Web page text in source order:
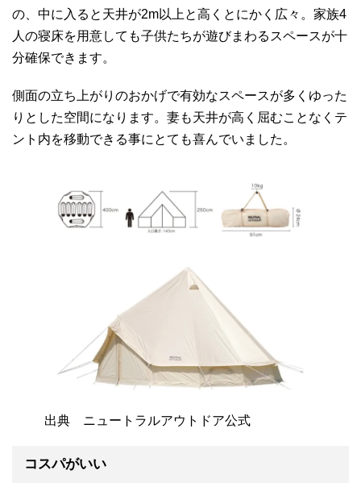
の、中に入ると天井が2m以上と高くとにかく広々。家族4
人の寝床を用意しても子供たちが遊びまわるスペースが十
分確保できます。
側面の立ち上がりのおかげで有効なスペースが多くゆった
りとした空間になります。妻も天井が高く屈むことなくテ
ント内を移動できる事にとても喜んでいました。
出典 ニュートラルアウトドア公式
コスパがいい